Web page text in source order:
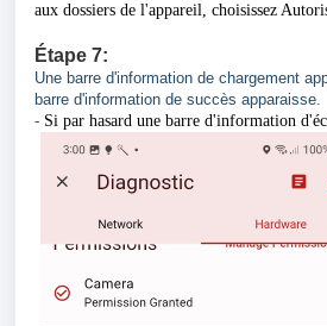
aux dossiers de l'appareil, choisissez
Étape 7:
Une barre d'information de chargement
barre d'information de succès apparaisse.
- Si par hasard une barre d'information